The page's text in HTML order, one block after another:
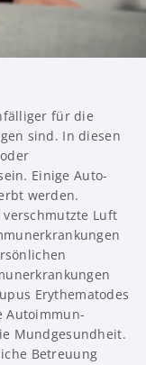
für die
sind. In diesen
Einige Auto­
werden.
Luft
Erythematodes
Auto­immun­
Mundgesundheit.
Betreuung